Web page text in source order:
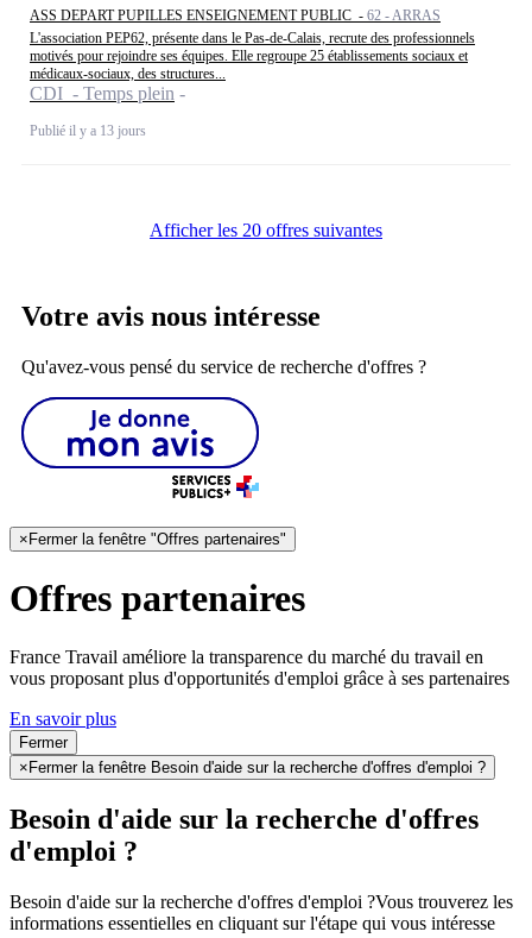
ASS DEPART PUPILLES ENSEIGNEMENT PUBLIC - 62 - ARRAS
L'association PEP62, présente dans le Pas-de-Calais, recrute des professionnels
motivés pour rejoindre ses équipes. Elle regroupe 25 établissements sociaux et
médicaux-sociaux, des structures...
CDI - Temps plein
Publié il y a 13 jours
Afficher les 20 offres suivantes
Votre avis nous intéresse
Qu'avez-vous pensé du service de recherche d'offres ?
× Fermer la fenêtre "Offres partenaires"
Offres partenaires
France Travail améliore la transparence du marché du travail en
vous proposant plus d'opportunités d'emploi grâce à ses partenaires
En savoir plus
Fermer
× Fermer la fenêtre Besoin d'aide sur la recherche d'offres d'emploi ?
Besoin d'aide sur la recherche d'offres
d'emploi ?
Besoin d'aide sur la recherche d'offres d'emploi ?Vous trouverez les
informations essentielles en cliquant sur l'étape qui vous intéresse